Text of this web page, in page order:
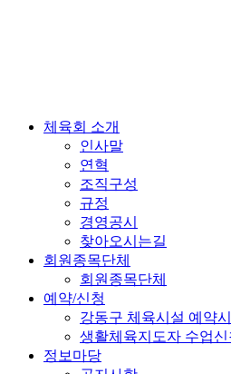
체육회 소개
인사말
연혁
조직구성
규정
경영공시
찾아오시는길
회원종목단체
회원종목단체
예약/신청
강동구 체육시설 예약
생활체육지도자 수업신
정보마당